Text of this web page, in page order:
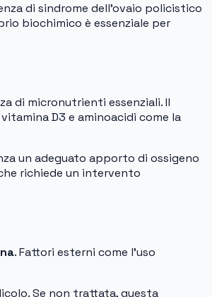
di sindrome dell’ovaio policistico
biochimico è essenziale per
di micronutrienti essenziali. Il
D3 e aminoacidi come la
un adeguato apporto di ossigeno
richiede un intervento
. Fattori esterni come l’uso
Se non trattata, questa